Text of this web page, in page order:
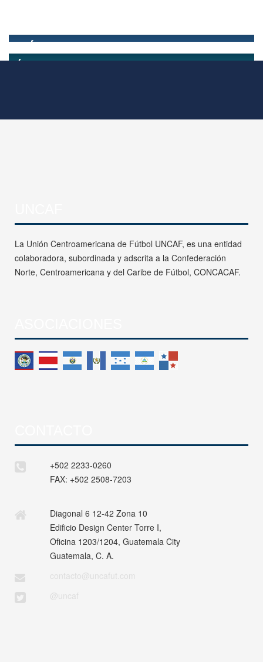
La Unión Centroamericana de Fútbol UNCAF, es una entidad
colaboradora, subordinada y adscrita a la Confederación
Norte, Centroamericana y del Caribe de Fútbol, CONCACAF.
+502 2233-0260
FAX: +502 2508-7203
Diagonal 6 12-42 Zona 10
Edificio Design Center Torre I,
Oficina 1203/1204, Guatemala City
Guatemala, C. A.
contacto@uncafut.com
@uncaf